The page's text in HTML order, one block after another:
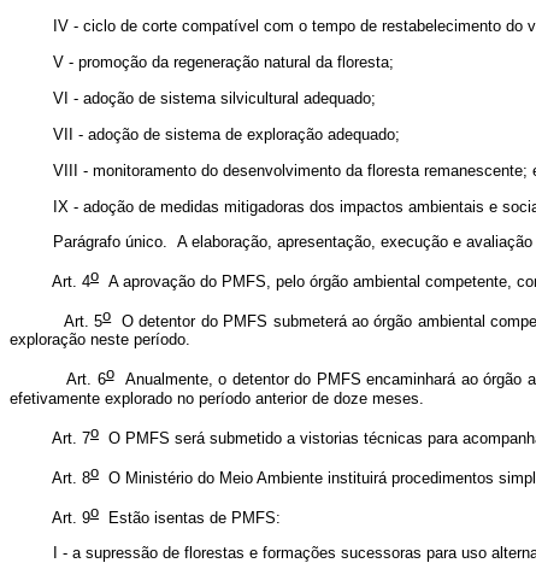
de corte compatível com o tempo de restabelecimento do
da regeneração natural da floresta;
de sistema silvicultural adequado;
de sistema de exploração adequado;
do desenvolvimento da floresta remanescente;
de medidas mitigadoras dos impactos ambientais e
único. A elaboração, apresentação, execução e avaliação
Art. 4o A aprovação do PMFS, pelo órgão ambiental competente,
Art. 5oO detentor do PMFS submeterá ao órgão ambiental
exploração neste período.
Art. 6oAnualmente, o detentor do PMFS encaminhará ao órgão
efetivamente explorado no período anterior de doze meses.
Art. 7o O PMFS será submetido a vistorias técnicas para
Art. 8o O Ministério do Meio Ambiente instituirá procedimentos
Art. 9o Estão isentas de PMFS:
de florestas e formações sucessoras para uso alternativo